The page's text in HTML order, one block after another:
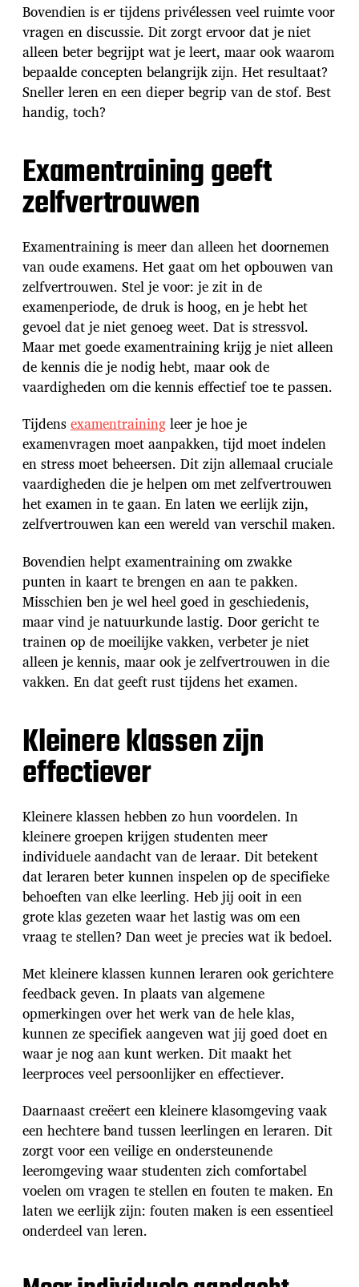
Bovendien is er tijdens privélessen veel ruimte voor
vragen en discussie. Dit zorgt ervoor dat je niet
alleen beter begrijpt wat je leert, maar ook waarom
bepaalde concepten belangrijk zijn. Het resultaat?
Sneller leren en een dieper begrip van de stof. Best
handig, toch?
Examentraining geeft
zelfvertrouwen
Examentraining is meer dan alleen het doornemen
van oude examens. Het gaat om het opbouwen van
zelfvertrouwen. Stel je voor: je zit in de
examenperiode, de druk is hoog, en je hebt het
gevoel dat je niet genoeg weet. Dat is stressvol.
Maar met goede examentraining krijg je niet alleen
de kennis die je nodig hebt, maar ook de
vaardigheden om die kennis effectief toe te passen.
Tijdensexamentrainingleer je hoe je
examenvragen moet aanpakken, tijd moet indelen
en stress moet beheersen. Dit zijn allemaal cruciale
vaardigheden die je helpen om met zelfvertrouwen
het examen in te gaan. En laten we eerlijk zijn,
zelfvertrouwen kan een wereld van verschil maken.
Bovendien helpt examentraining om zwakke
punten in kaart te brengen en aan te pakken.
Misschien ben je wel heel goed in geschiedenis,
maar vind je natuurkunde lastig. Door gericht te
trainen op de moeilijke vakken, verbeter je niet
alleen je kennis, maar ook je zelfvertrouwen in die
vakken. En dat geeft rust tijdens het examen.
Kleinere klassen zijn
effectiever
Kleinere klassen hebben zo hun voordelen. In
kleinere groepen krijgen studenten meer
individuele aandacht van de leraar. Dit betekent
dat leraren beter kunnen inspelen op de specifieke
behoeften van elke leerling. Heb jij ooit in een
grote klas gezeten waar het lastig was om een
vraag te stellen? Dan weet je precies wat ik bedoel.
Met kleinere klassen kunnen leraren ook gerichtere
feedback geven. In plaats van algemene
opmerkingen over het werk van de hele klas,
kunnen ze specifiek aangeven wat jij goed doet en
waar je nog aan kunt werken. Dit maakt het
leerproces veel persoonlijker en effectiever.
Daarnaast creëert een kleinere klasomgeving vaak
een hechtere band tussen leerlingen en leraren. Dit
zorgt voor een veilige en ondersteunende
leeromgeving waar studenten zich comfortabel
voelen om vragen te stellen en fouten te maken. En
laten we eerlijk zijn: fouten maken is een essentieel
onderdeel van leren.